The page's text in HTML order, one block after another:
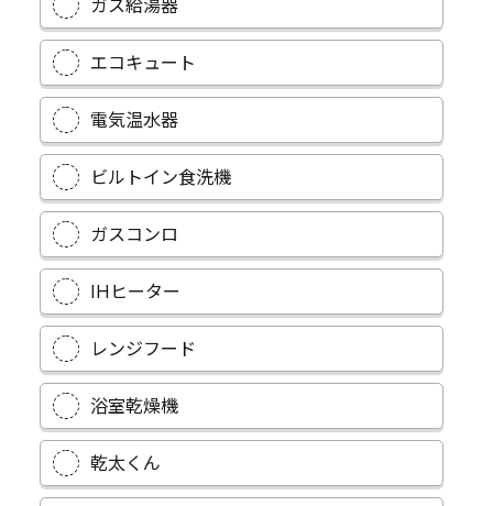
ガス給湯器
エコキュート
電気温水器
ビルトイン食洗機
ガスコンロ
IHヒーター
レンジフード
浴室乾燥機
乾太くん